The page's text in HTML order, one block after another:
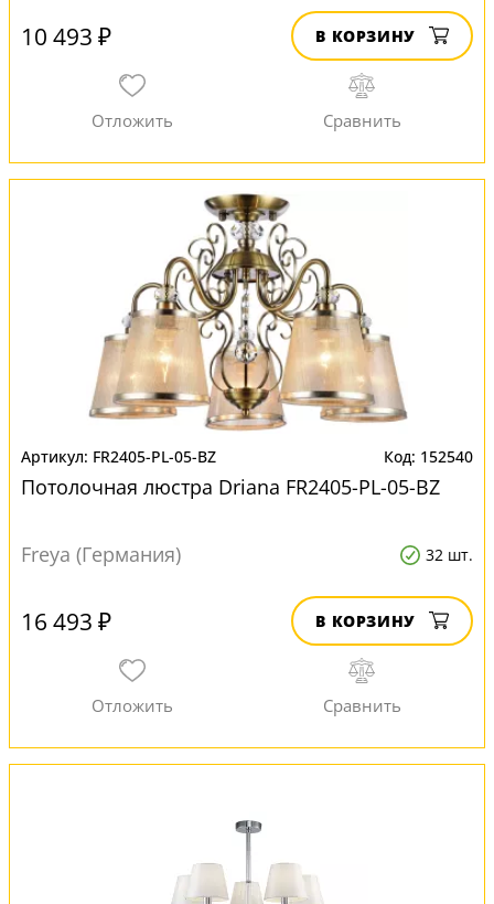
10 493 ₽ В КОРЗИНУ
FR2405-PL-05-BZ 152540
Потолочная люстра Driana FR2405-PL-05-BZ
Freya (Германия) 32 шт.
16 493 ₽ В КОРЗИНУ